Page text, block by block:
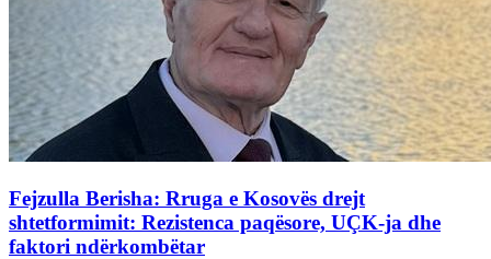
Fejzulla Berisha: Rruga e Kosovës drejt
shtetformimit: Rezistenca paqësore, UÇK-ja dhe
faktori ndërkombëtar